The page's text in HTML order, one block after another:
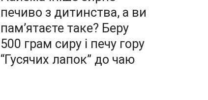
печиво з дитинства, а ви
пам’ятаєте таке? Беру
500 грам сиру і печу гору
“Гусячих лапок” до чаю